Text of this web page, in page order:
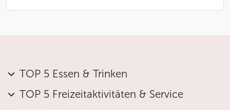
TOP 5 Essen & Trinken
TOP 5 Freizeitaktivitäten & Service